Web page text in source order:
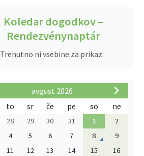
Koledar dogodkov –
Rendezvénynaptár
Trenutno ni vsebine za prikaz.
avgust 2026
to sr če pe so ne
28 29 30 31 1
2
4 5 6 7 8
9
11 12 13 14 15
16